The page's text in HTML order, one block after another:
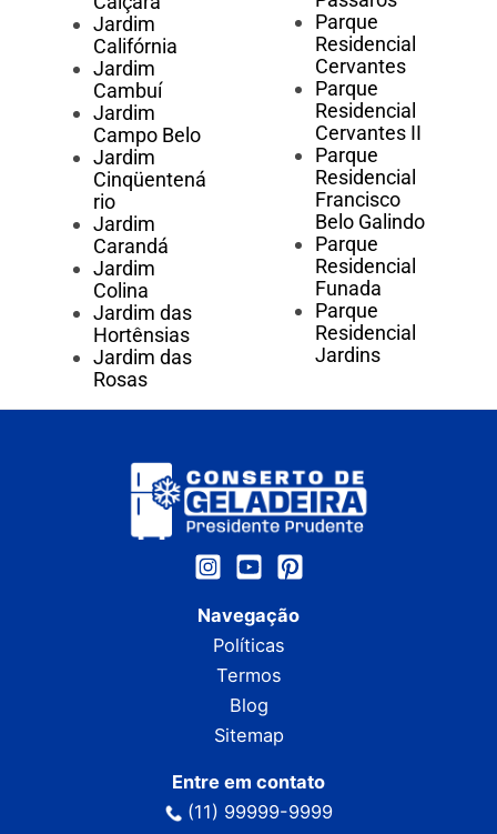
Jardim
Califórnia
Jardim
Cambuí
Jardim
Campo Belo
Jardim
Cinqüentená
rio
Jardim
Carandá
Jardim
Colina
Jardim das
Hortênsias
Jardim das
Rosas
Parque
Residencial
Cervantes
Parque
Residencial
Cervantes II
Parque
Residencial
Francisco
Belo Galindo
Parque
Residencial
Funada
Parque
Residencial
Jardins
Navegação
Políticas
Termos
Blog
Sitemap
Entre em contato
(11) 99999-9999